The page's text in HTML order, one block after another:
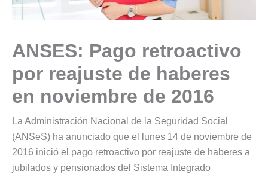
ANSES: Pago retroactivo
por reajuste de haberes
en noviembre de 2016
La Administración Nacional de la Seguridad Social
(ANSeS) ha anunciado que el lunes 14 de noviembre de
2016 inició el pago retroactivo por reajuste de haberes a
jubilados y pensionados del Sistema Integrado